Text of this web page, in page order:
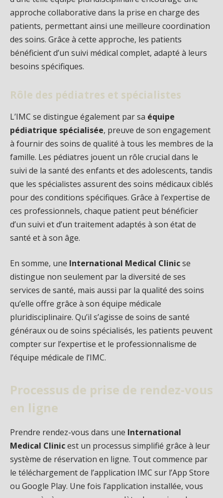
approche collaborative dans la prise en charge des
patients, permettant ainsi une meilleure coordination
des soins. Grâce à cette approche, les patients
bénéficient d’un suivi médical complet, adapté à leurs
besoins spécifiques.
Rôle des pédiatres et spécialistes
L’IMC se distingue également par sa équipe
pédiatrique spécialisée, preuve de son engagement
à fournir des soins de qualité à tous les membres de la
famille. Les pédiatres jouent un rôle crucial dans le
suivi de la santé des enfants et des adolescents, tandis
que les spécialistes assurent des soins médicaux ciblés
pour des conditions spécifiques. Grâce à l’expertise de
ces professionnels, chaque patient peut bénéficier
d’un suivi et d’un traitement adaptés à son état de
santé et à son âge.
En somme, une International Medical Clinicse
distingue non seulement par la diversité de ses
services de santé, mais aussi par la qualité des soins
qu’elle offre grâce à son équipe médicale
pluridisciplinaire. Qu’il s’agisse de soins de santé
généraux ou de soins spécialisés, les patients peuvent
compter sur l’expertise et le professionnalisme de
l’équipe médicale de l’IMC.
Processus de prise de rendez-vous
en ligne
Prendre rendez-vous dans une International
Medical Clinicest un processus simplifié grâce à leur
système de réservation en ligne. Tout commence par
le téléchargement de l’application IMC sur l’App Store
ou Google Play. Une fois l’application installée, vous